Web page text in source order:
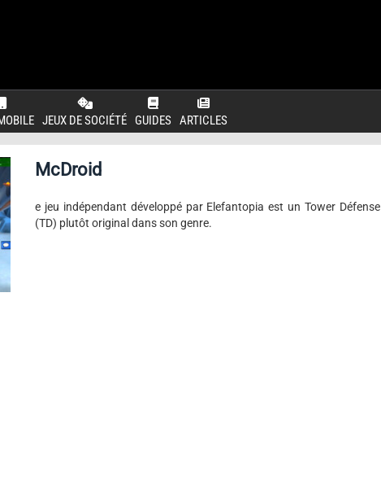
JEUX DE SOCIÉTÉ GUIDES ARTICLES
McDroid
e jeu indépendant développé par Elefantopia est un Tower Défense
(TD) plutôt original dans son genre.